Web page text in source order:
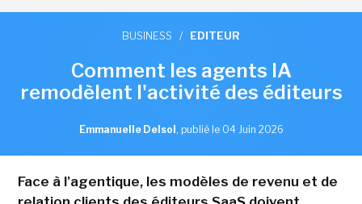
BUSINESS / EDITEUR
Comment les agents IA
remodèlent l'activité des éditeurs
Emmanuelle Delsol , publié le 04 Juin 2026
Face à l'agentique, les modèles de revenu et de